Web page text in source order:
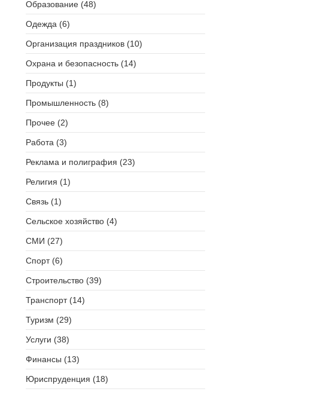
Образование (48)
Одежда (6)
Организация праздников (10)
Охрана и безопасность (14)
Продукты (1)
Промышленность (8)
Прочее (2)
Работа (3)
Реклама и полиграфия (23)
Религия (1)
Связь (1)
Сельское хозяйство (4)
СМИ (27)
Спорт (6)
Строительство (39)
Транспорт (14)
Туризм (29)
Услуги (38)
Финансы (13)
Юриспруденция (18)